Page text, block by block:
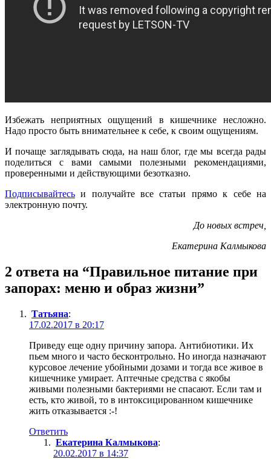
Избежать неприятных ощущений в кишечнике несложно.
Надо просто быть внимательнее к себе, к своим ощущениям.
И почаще заглядывать сюда, на наш блог, где мы всегда рады
поделиться с вами самыми полезными рекомендациями,
проверенными и действующими безотказно.
Подписывайтесь и получайте все статьи прямо к себе на
электронную почту.
До новых встреч,
Екатерина Калмыкова
2 ответа на “Правильное питание при
запорах: меню и образ жизни”
Татьяна:
17.02.2017 в 20:17
Приведу еще одну причину запора. Антибиотики. Их
пьем много и часто бесконтрольно. Но иногда назначают
курсовое лечение убойными дозами и тогда все живое в
кишечнике умирает. Аптечные средства с якобы
живыми полезными бактериями не спасают. Если там и
есть, кто живой, то в интоксицированном кишечнике
жить отказывается :-!
Ответить
Екатерина Калмыкова:
20.02.2017 в 14:37